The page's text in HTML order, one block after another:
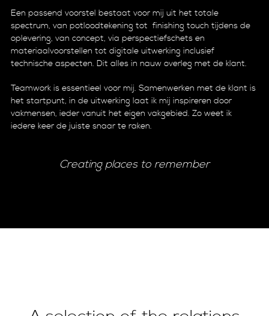
Een passend voorstel bestaat voor mij uit het totale
spectrum, van potloodtekening tot finishing touch tijdens de
oplevering, van concept, via perspectiefschets en
materiaalvoorstellen tot digitale uitwerking inclusief
technische aspecten. Dit alles in nauw overleg met de klant.
Teamwork is essentieel voor mij. Samenwerken met de klant is
het startpunt, in de uitwerking laat ik mij inspireren door
vakmensen, ieder vanuit het eigen vakgebied. Zo weet ik
iedere keer de juiste snaar te raken.
Creating places to remember